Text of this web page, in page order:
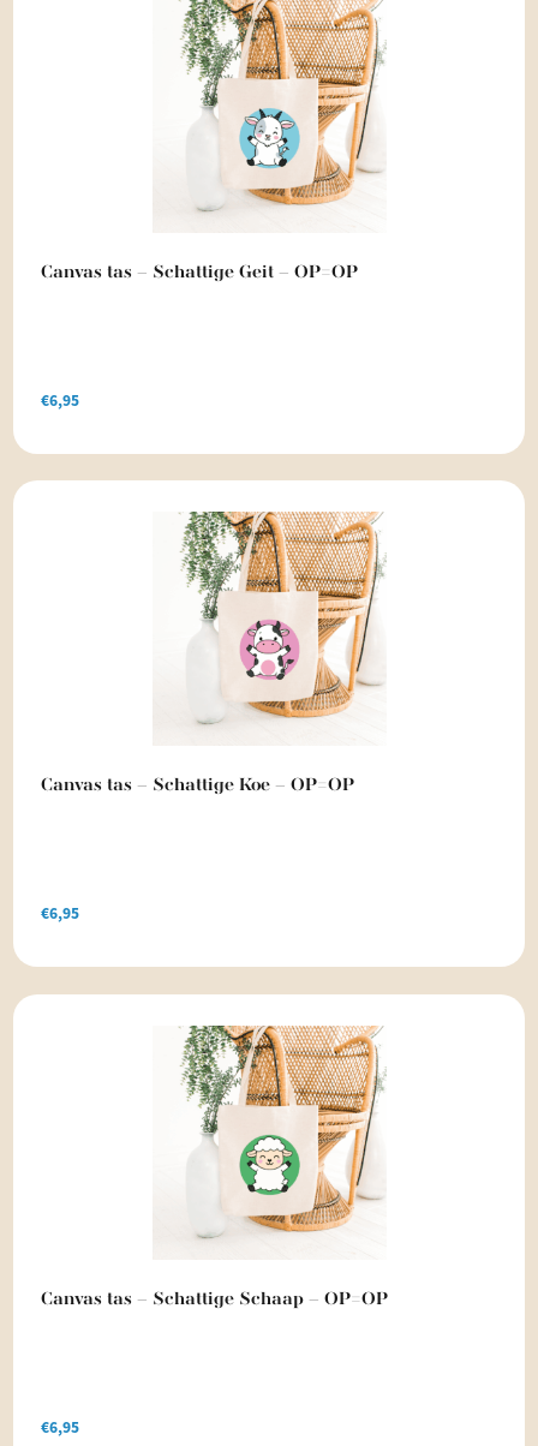
Canvas tas – Schattige Geit – OP=OP
€6,95
Canvas tas – Schattige Koe – OP=OP
€6,95
Canvas tas – Schattige Schaap – OP=OP
€6,95